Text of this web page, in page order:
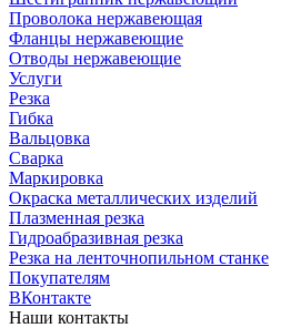
Проволока нержавеющая
Фланцы нержавеющие
Отводы нержавеющие
Услуги
Резка
Гибка
Вальцовка
Сварка
Маркировка
Окраска металлических изделий
Плазменная резка
Гидроабразивная резка
Резка на ленточнопильном станке
Покупателям
ВКонтакте
Наши контакты